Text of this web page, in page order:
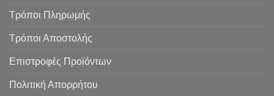
Τρόποι Πληρωμής
Τρόποι Αποστολής
Επιστροφές Προϊόντων
Πολιτική Απορρήτου